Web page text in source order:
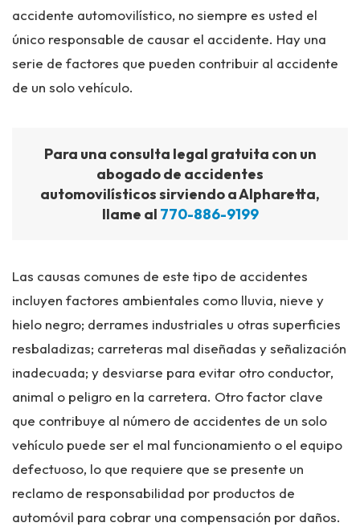
accidente automovilístico, no siempre es usted el
único responsable de causar el accidente. Hay una
serie de factores que pueden contribuir al accidente
de un solo vehículo.
Para una consulta legal gratuita con un
abogado de accidentes
automovilísticos sirviendo a Alpharetta,
llame al 770-886-9199
Las causas comunes de este tipo de accidentes
incluyen factores ambientales como lluvia, nieve y
hielo negro; derrames industriales u otras superficies
resbaladizas; carreteras mal diseñadas y señalización
inadecuada; y desviarse para evitar otro conductor,
animal o peligro en la carretera. Otro factor clave
que contribuye al número de accidentes de un solo
vehículo puede ser el mal funcionamiento o el equipo
defectuoso, lo que requiere que se presente un
reclamo de responsabilidad por productos de
automóvil para cobrar una compensación por daños.